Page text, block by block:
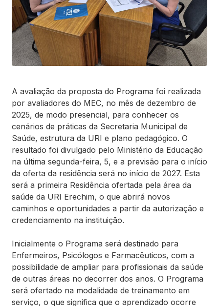
A avaliação da proposta do Programa foi realizada
por avaliadores do MEC, no mês de dezembro de
2025, de modo presencial, para conhecer os
cenários de práticas da Secretaria Municipal de
Saúde, estrutura da URI e plano pedagógico. O
resultado foi divulgado pelo Ministério da Educação
na última segunda-feira, 5, e a previsão para o início
da oferta da residência será no início de 2027. Esta
será a primeira Residência ofertada pela área da
saúde da URI Erechim, o que abrirá novos
caminhos e oportunidades a partir da autorização e
credenciamento na instituição.
Inicialmente o Programa será destinado para
Enfermeiros, Psicólogos e Farmacêuticos, com a
possibilidade de ampliar para profissionais da saúde
de outras áreas no decorrer dos anos. O Programa
será ofertado na modalidade de treinamento em
serviço, o que significa que o aprendizado ocorre